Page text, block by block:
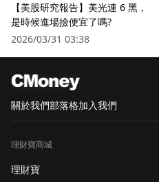
【美股研究報告】美光連 6 黑，
是時候進場撿便宜了嗎?
2026/03/31 03:38
關於我們部落格加入我們
理財寶商城
理財寶